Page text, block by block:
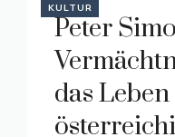
KULTUR
Peter
das